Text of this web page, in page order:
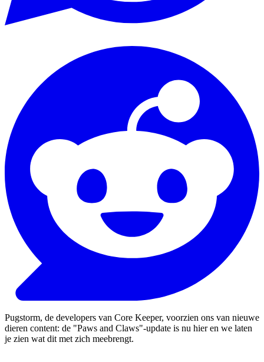
Pugstorm, de developers van Core Keeper, voorzien ons van nieuwe
dieren content: de "Paws and Claws"-update is nu hier en we laten
je zien wat dit met zich meebrengt.